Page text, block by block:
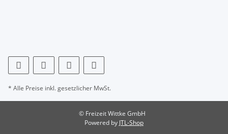
* Alle Preise inkl. gesetzlicher MwSt.
© Freizeit Wittke GmbH
Powered by JTL-Shop